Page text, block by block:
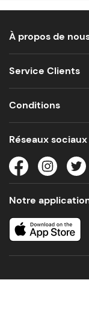
À propos de
Service Clients
Conditions
Réseaux sociaux
Notre